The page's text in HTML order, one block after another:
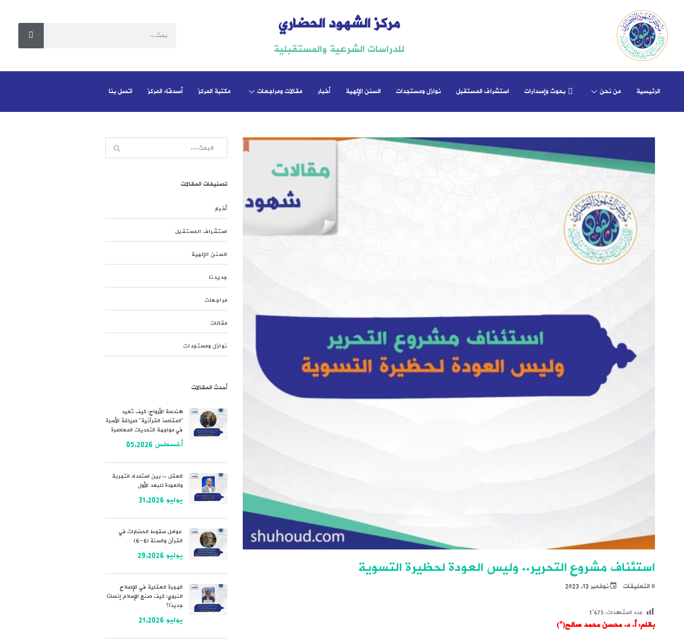
مركز الشهود الحضاري
للدراسات الشرعية والمستقبلية
الرئيسية من نحن بحوث وإصدارات استشراف المستقبل نوازل ومستجدات السنن الإلهية أخبار مقالات ومراجعات مكتبة المركز أصدقاء المركز اتصل بنا
استئناف مشروع التحرير.. وليس العودة لحظيرة التسوية
0 التعليقات نوفمبر 13, 2023
عدد المشاهدات:1٬675
بقلم: أ. د. محسن محمد صالح(*)
تصنيفات المقالات
أخبار
استشراف المستقبل
السنن الإلهية
جديدنا
مراجعات
مقالات
نوازل ومستجدات
أحدث المقالات
هندسة الأرواح: كيف تُعيد
“المقاصدُ القرآنية” صياغةَ الأسرة
في مواجهة التحديات المعاصرة
أغسطس 05,2026
العقل .. بين استمداد التجربة
والعودة للبعد الأول
يوليو 31,2026
عوامل سقوط الحضارات في
القرآن والسنة (6-6)
يوليو 29,2026
الهجرة العقلية في الإصلاح
النبوي: كيف صنع الإسلام إنسانًا
جديدًا؟
يوليو 21,2026